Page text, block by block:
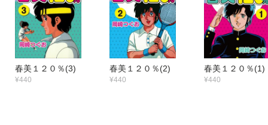
春美１２０％(3)
¥440
春美１２０％(2)
¥440
春美１２０％(1)
¥440